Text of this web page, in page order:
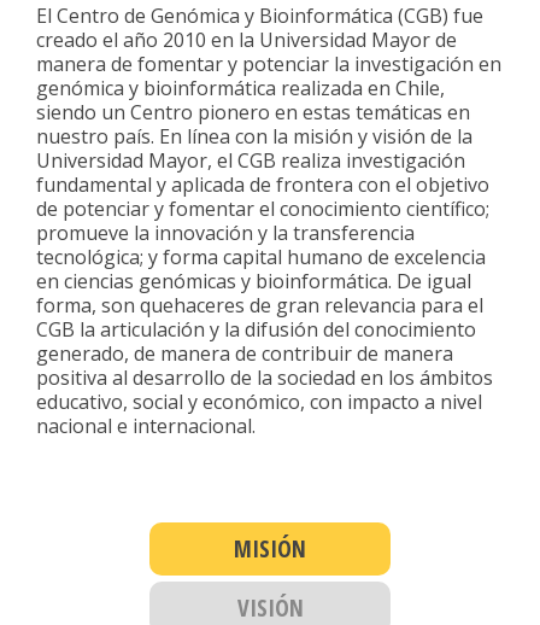
El Centro de Genómica y Bioinformática (CGB) fue
creado el año 2010 en la Universidad Mayor de
manera de fomentar y potenciar la investigación en
genómica y bioinformática realizada en Chile,
siendo un Centro pionero en estas temáticas en
nuestro país. En línea con la misión y visión de la
Universidad Mayor, el CGB realiza investigación
fundamental y aplicada de frontera con el objetivo
de potenciar y fomentar el conocimiento científico;
promueve la innovación y la transferencia
tecnológica; y forma capital humano de excelencia
en ciencias genómicas y bioinformática. De igual
forma, son quehaceres de gran relevancia para el
CGB la articulación y la difusión del conocimiento
generado, de manera de contribuir de manera
positiva al desarrollo de la sociedad en los ámbitos
educativo, social y económico, con impacto a nivel
nacional e internacional.
MISIÓN
VISIÓN